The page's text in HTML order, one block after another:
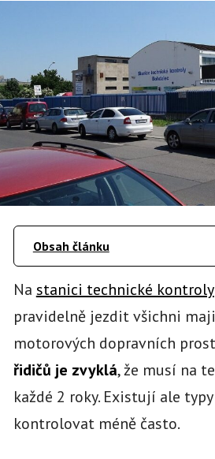
Obsah článku
Na stanici technické kontroly
pravidelně jezdit všichni
motorových dopravních
řidičů je zvyklá, že musí na
každé 2 roky. Existují ale
kontrolovat méně často.